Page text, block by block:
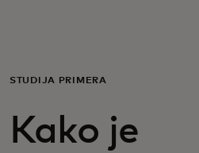
Za podjetja
Za svet
ŠTUDIJA PRIMERA
Kako je